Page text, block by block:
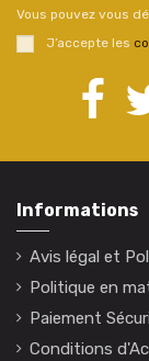
Vous pouvez vous
J’accepte les
Informations
Avis légal et
Politique en
Paiement
Conditions